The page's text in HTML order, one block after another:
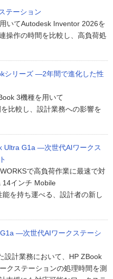
テーション
いてAutodesk Inventor 2026を
操作の時間を比較し、高負荷処
シリーズ ―2年間で進化した性
3機種を用いて
比較し、設計業務への影響を
Ultra G1a ―次世代AIワークス
で高負荷作業に最速で対
14インチ Mobile
を持ち運べる、設計者の新し
―次世代AIワークステーシ
設計業務において、HP ZBook
クステーションの処理時間を測